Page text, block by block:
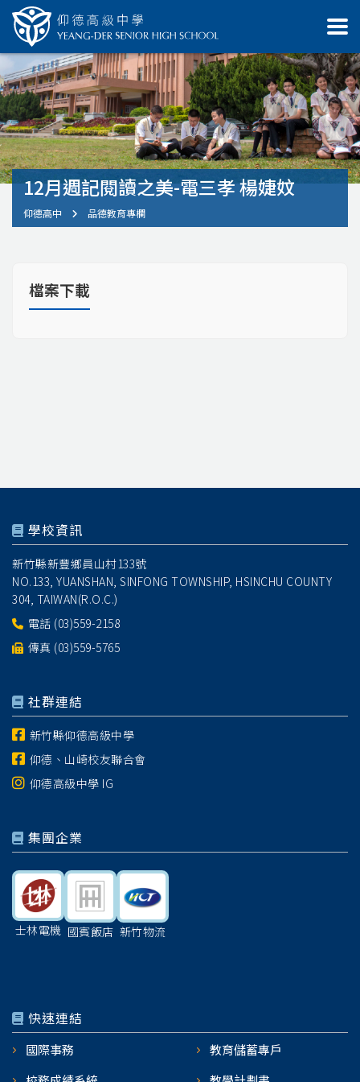
12月週記閱讀之美-電三孝 楊婕妏
仰德高中 品德教育專欄
檔案下載
學校資訊
新竹縣新豐鄉員山村133號
NO.133, YUANSHAN, SINFONG TOWNSHIP, HSINCHU COUNTY
304, TAIWAN(R.O.C.)
電話 (03)559-2158
傳真 (03)559-5765
社群連結
新竹縣仰德高級中學
仰德、山崎校友聯合會
仰德高級中學 IG
集團企業
士林電機 國賓飯店 新竹物流
快速連結
國際事務
教育儲蓄專戶